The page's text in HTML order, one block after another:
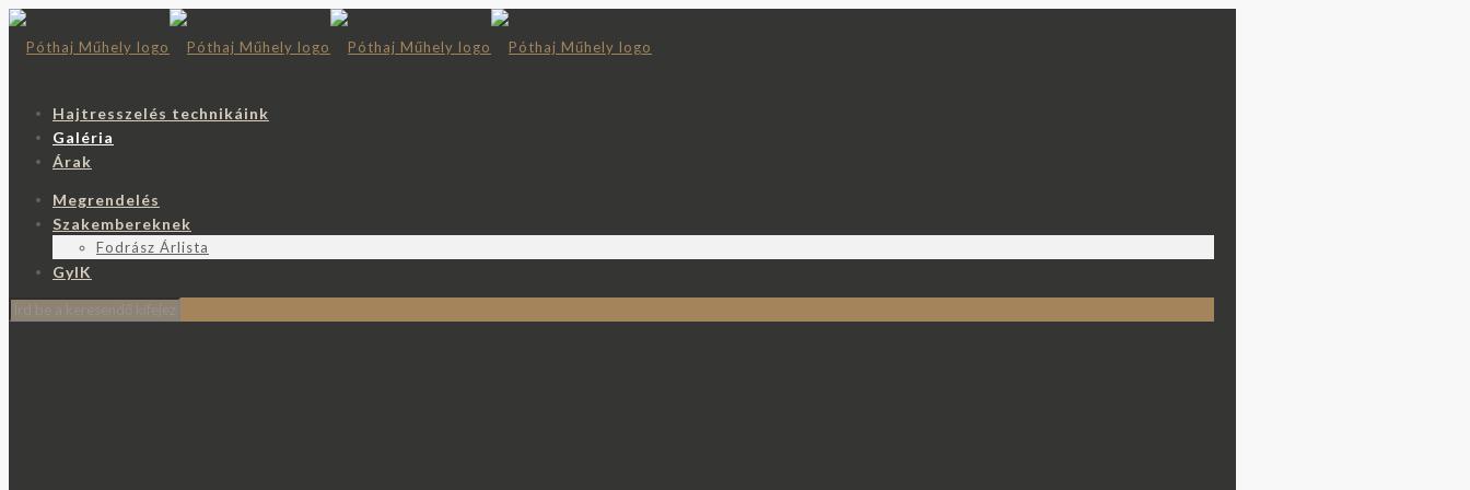
Hajtresszelés technikáink
Galéria
Árak
Megrendelés
Szakembereknek
Fodrász Árlista
GyIK